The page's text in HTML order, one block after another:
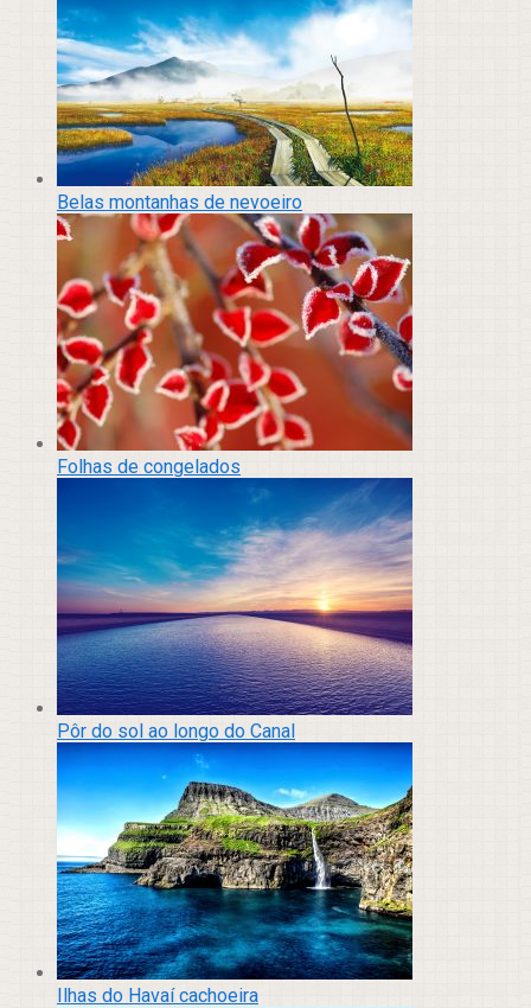
Belas montanhas de nevoeiro
Folhas de congelados
Pôr do sol ao longo do Canal
Ilhas do Havaí cachoeira